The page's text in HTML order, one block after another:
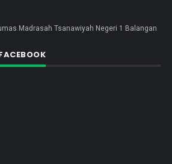
Madrasah Tsanawiyah Negeri 1 Balangan